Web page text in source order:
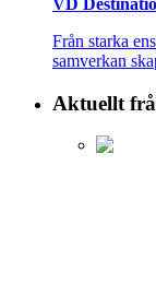
Från starka
samverkan
Aktuellt